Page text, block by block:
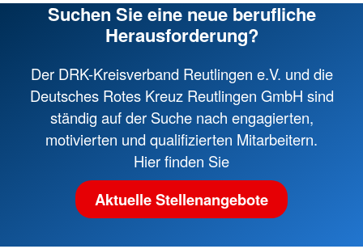
Suchen Sie eine neue berufliche
Herausforderung?
Der DRK-Kreisverband Reutlingen e.V. und die
Deutsches Rotes Kreuz Reutlingen GmbH sind
ständig auf der Suche nach engagierten,
motivierten und qualifizierten Mitarbeitern.
Hier finden Sie
Aktuelle Stellenangebote